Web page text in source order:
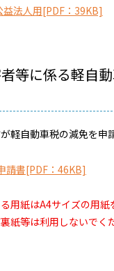
益法人用[PDF：39KB]
等に係る軽自
軽自動車税の減免を申
請書[PDF：46KB]
用紙はA4サイズの用紙
紙等は利用しないでく